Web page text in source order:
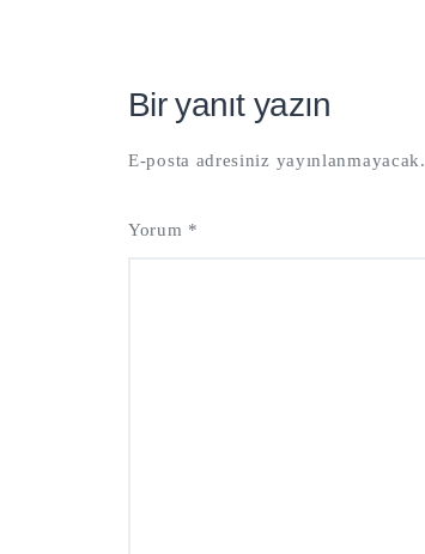
Bir yanıt yazın
E-posta adresiniz yayınlanmayacak.
Yorum *